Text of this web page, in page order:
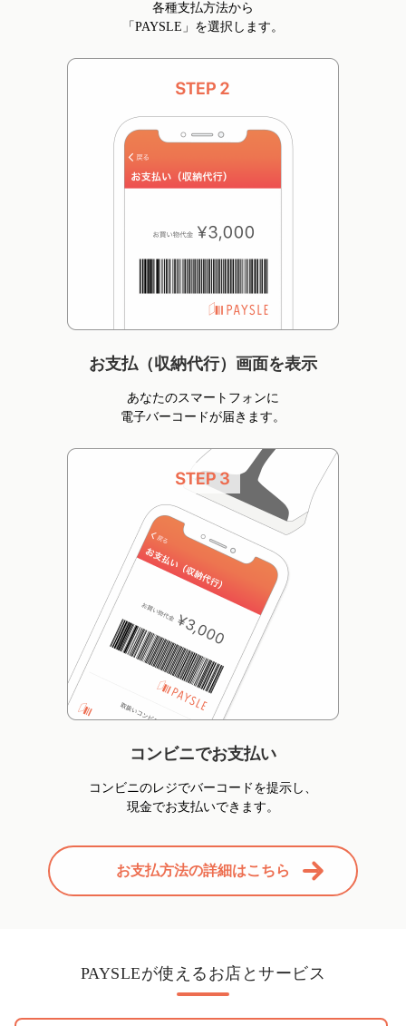
各種支払方法から
「PAYSLE」を選択します。
お支払（収納代行）画面を表示
あなたのスマートフォンに
電子バーコードが届きます。
コンビニでお支払い
コンビニのレジでバーコードを提示し、
現金でお支払いできます。
お支払方法の詳細はこちら
PAYSLEが使えるお店とサービス